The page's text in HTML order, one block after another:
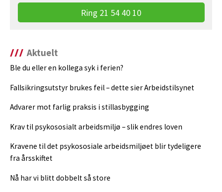
Ring 21 54 40 10
Aktuelt
Ble du eller en kollega syk i ferien?
Fallsikringsutstyr brukes feil – dette sier Arbeidstilsynet
Advarer mot farlig praksis i stillasbygging
Krav til psykososialt arbeidsmiljø – slik endres loven
Kravene til det psykososiale arbeidsmiljøet blir tydeligere
fra årsskiftet
Nå har vi blitt dobbelt så store